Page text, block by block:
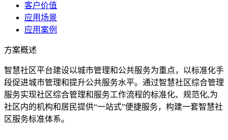
客户价值
应用场景
应用案例
方案概述
智慧社区平台建设以城市管理和公共服务为重点，以标准化手
段促进城市管理和提升公共服务水平。通过智慧社区综合管理
服务实现社区综合管理和服务工作流程的标准化、规范化,为
社区内的机构和居民提供“一站式”便捷服务，构建一套智慧社
区服务标准体系。